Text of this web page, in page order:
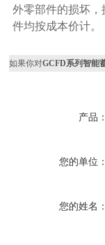
外零部件的损坏
件均按成本价计。
如果你对GCFD系列智能
产品
您的单位
您的姓名